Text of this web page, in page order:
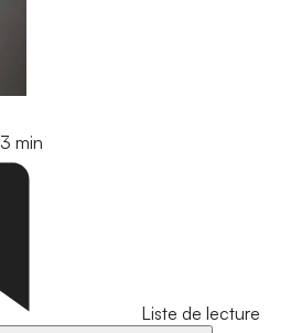
3 min
Liste de lecture